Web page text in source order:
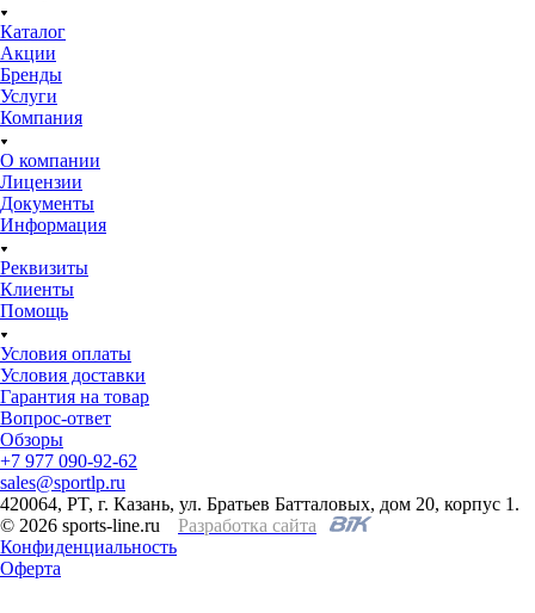
Каталог
Акции
Бренды
Услуги
Компания
О компании
Лицензии
Документы
Информация
Реквизиты
Клиенты
Помощь
Условия оплаты
Условия доставки
Гарантия на товар
Вопрос-ответ
Обзоры
+7 977 090-92-62
sales@sportlp.ru
420064, PT, г. Казань, ул. Братьев Батталовых, дом 20, корпус 1.
© 2026 sports-line.ru
Разработка сайта
Конфиденциальность
Оферта